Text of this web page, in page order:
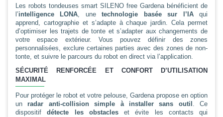
Les robots tondeuses smart SILENO free Gardena bénéficient de
l’intelligence LONA, unetechnologie basée sur l’IAqui
apprend, cartographie et s’adapte à chaque jardin. Cela permet
d’optimiser les trajets de tonte et s’adapter aux changements de
votre espace extérieur. Vous pouvez définir des zones
personnalisées, exclure certaines parties avec des zones de non-
tonte, et suivre le parcours du robot en direct via l’application.
SÉCURITÉ RENFORCÉE ET CONFORT D’UTILISATION
MAXIMAL
Pour protéger le robot et votre pelouse, Gardena propose en option
unradar anti-collision simple à installer sans outil . Ce
dispositifdétecte les obstacleset évite les contacts qui